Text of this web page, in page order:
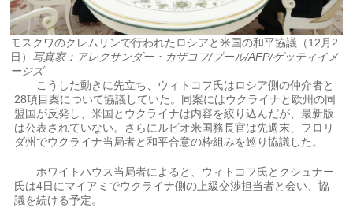
モスクワのクレムリンで行われたロシアと米国の和平協議（12月2
日） 写真家：アレクサンダー・カザコフ/プール/AFP/ゲッティイメ
ージズ
こうした動きに先立ち、ウィトコフ氏はロシア側の仲介者と
28項目案について協議していた。同案にはウクライナと欧州の同
盟国が反発し、米国とウクライナは内容を絞り込んだが、最新版
は公表されていない。さらにルビオ米国務長官は先週末、フロリ
ダ州でウクライナ当局者と和平合意の枠組みを巡り協議した。
ホワイトハウス当局者によると、ウィトコフ氏とクシュナー
氏は4日にマイアミでウクライナ側の上級交渉担当者と会い、協
議を続ける予定。